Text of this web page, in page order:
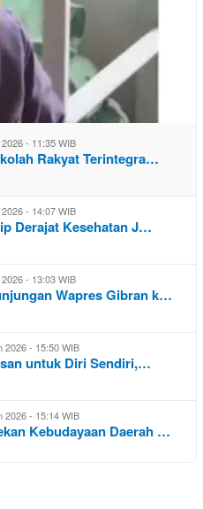
- 11:35 WIB
Rakyat Terintegra…
- 14:07 WIB
Derajat Kesehatan J…
- 13:03 WIB
Wapres Gibran k…
2026 - 15:50 WIB
untuk Diri Sendiri,…
2026 - 15:14 WIB
Kebudayaan Daerah …